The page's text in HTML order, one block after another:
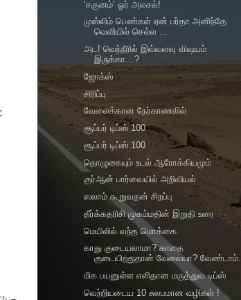
‘சகுனம்’ ஓர் அலசல்!
முஸ்லிம் பெண்கள் ஏன் பர்தா அனிந்தே
வெளியில் செல்ல ...
அட! வெந்நீரில் இவ்வளவு விஷயம்
இருக்கா…?
ஜோக்ஸ்
சிரிப்பு
வேலைக்கான நேர்காணலில்
சூப்பர் டிப்ஸ் 100
சூப்பர் டிப்ஸ் 100
தொழுகையும் உடல் ஆரோக்கியமும்
குர்ஆன் பார்வையில் அறிவியல்
ஸலாம் கூறுவதன் சிறப்பு
தீர்க்கதரிசி முகம்மதின் இறுதி உரை
மெயிலில் வ‌ந்த‌ மொக்கை.
காது குடையலாமா? காதை
குடையிறதுதான் வேலையா? வேண்டாம்.
மிக பயனுள்ள எளிதான மருத்துவ டிப்ஸ்
வெற்றியடைய 10 சுலபமான வழிகள் !